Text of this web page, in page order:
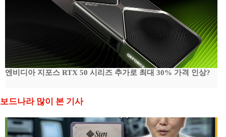
엔비디아 지포스 RTX 50 시리즈 추가로 최대 30% 가격 인상?
보드나라 많이 본 기사